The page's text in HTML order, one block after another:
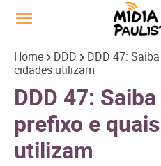
Home DDD
DDD 47:
cidades utilizam
DDD 47:
prefixo e
utilizam